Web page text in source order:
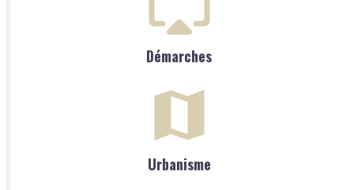
Démarches
Urbanisme